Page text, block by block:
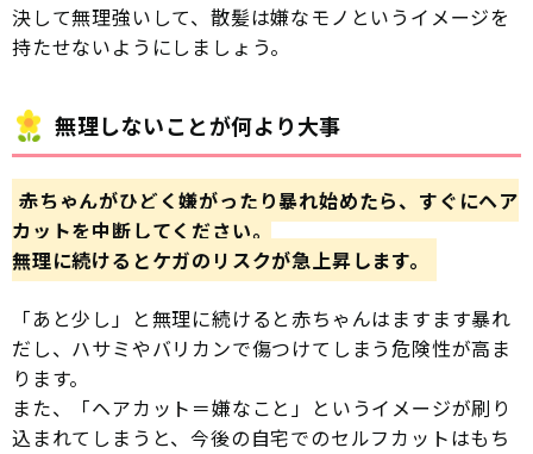
決して無理強いして、散髪は嫌なモノというイメージを
持たせないようにしましょう。
無理しないことが何より大事
赤ちゃんがひどく嫌がったり暴れ始めたら、すぐにヘア
カットを中断してください。
無理に続けるとケガのリスクが急上昇します。
「あと少し」と無理に続けると赤ちゃんはますます暴れ
だし、ハサミやバリカンで傷つけてしまう危険性が高ま
ります。
また、「ヘアカット＝嫌なこと」というイメージが刷り
込まれてしまうと、今後の自宅でのセルフカットはもち